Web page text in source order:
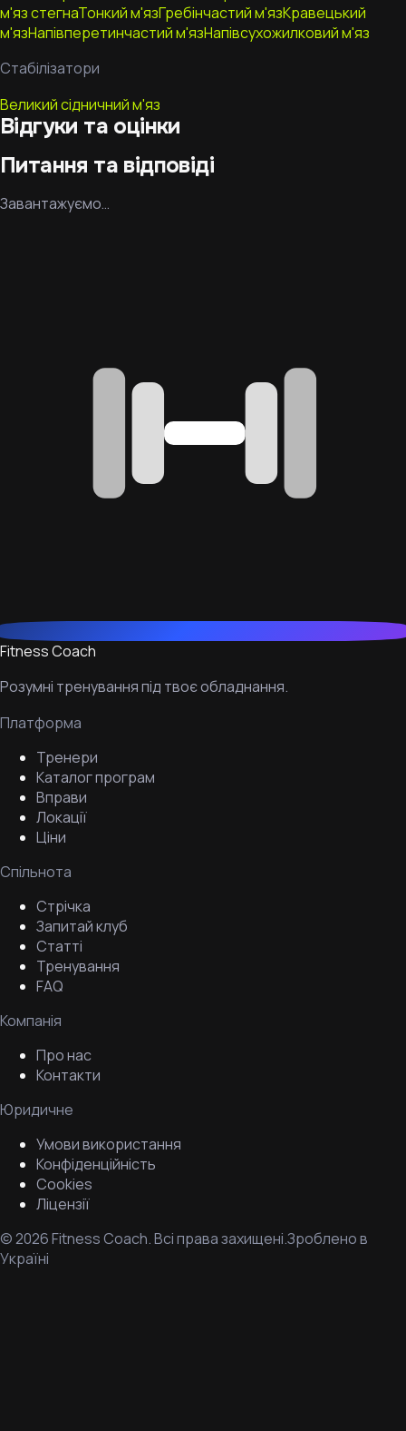
м'яз стегнаТонкий м'язГребінчастий м'язКравецький
м'язНапівперетинчастий м'язНапівсухожилковий м'яз
Стабілізатори
Великий сідничний м'яз
Відгуки та оцінки
Питання та відповіді
Завантажуємо…
Fitness Coach
Розумні тренування під твоє обладнання.
Платформа
Тренери
Каталог програм
Вправи
Локації
Ціни
Спільнота
Стрічка
Запитай клуб
Статті
Тренування
FAQ
Компанія
Про нас
Контакти
Юридичне
Умови використання
Конфіденційність
Cookies
Ліцензії
©2026Fitness Coach.Всі права захищені.Зроблено в
Україні